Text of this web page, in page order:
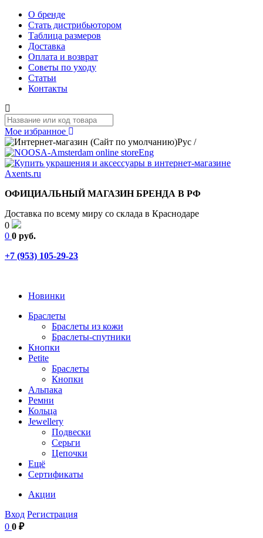
О бренде
Стать дистрибьютором
Таблица размеров
Доставка
Оплата и возврат
Советы по уходу
Статьи
Контакты
Мое избранное
Рус /
Eng
ОФИЦИАЛЬНЫЙ МАГАЗИН БРЕНДА В РФ
Доставка по всему миру со склада в Краснодаре
0
0 0 руб.
+7 (953) 105-29-23
Новинки
Браслеты
Браслеты из кожи
Браслеты-спутники
Кнопки
Petite
Браслеты
Кнопки
Альпака
Ремни
Кольца
Jewellery
Подвески
Серьги
Цепочки
Ещё
Сертификаты
Акции
Вход Регистрация
0 0 ₽